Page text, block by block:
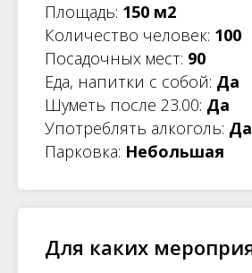
Площадь: 150 м2
Количество человек: 100
Посадочных мест: 90
Еда, напитки с собой: Да
Шуметь после 23.00: Да
Употреблять алкоголь: Да
Парковка: Небольшая
Для каких